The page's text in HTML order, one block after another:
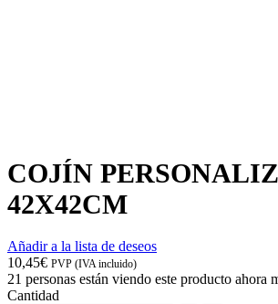
COJÍN
42X42CM
Añadir a la lista de deseos
10,45€ PVP (IVA incluido)
21 personas están viendo este producto ahora
Cantidad